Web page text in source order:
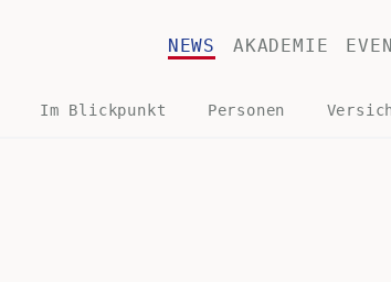
NEWS AKADEMIE
Im Blickpunkt Personen